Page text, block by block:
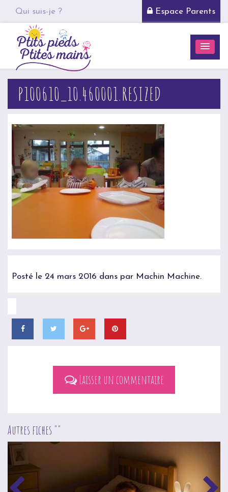
Qui suis-je ? Espace Parents
P100610_10.460001.RESIZED
Posté le 24 mars 2016 dans par Machin Machine.
Laisser un commentaire
Autres fiches ""